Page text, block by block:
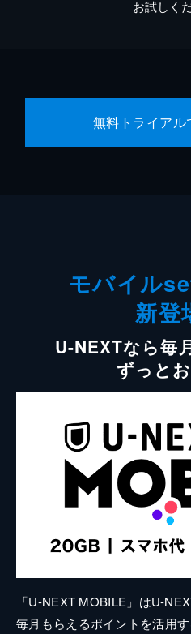
お試しく
無料トライアル
モバイル
新登
U-NEXTなら毎
ずっと
「U-NEXT MOBILE」はU-
毎月もらえるポイントを活用